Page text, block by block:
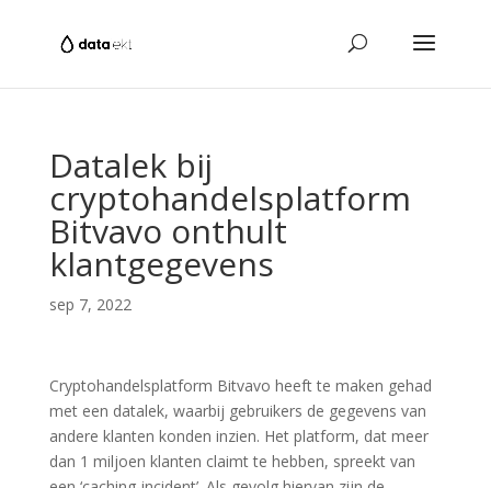
Datalek bij
cryptohandelsplatform
Bitvavo onthult
klantgegevens
sep 7, 2022
Cryptohandelsplatform Bitvavo heeft te maken gehad
met een datalek, waarbij gebruikers de gegevens van
andere klanten konden inzien. Het platform, dat meer
dan 1 miljoen klanten claimt te hebben, spreekt van